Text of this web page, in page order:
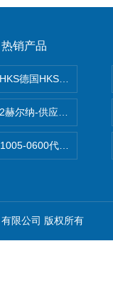
热销产品
德国HKS液压旋转摆
赫尔纳-供应
0600代理德国MK
限公司 版权所有